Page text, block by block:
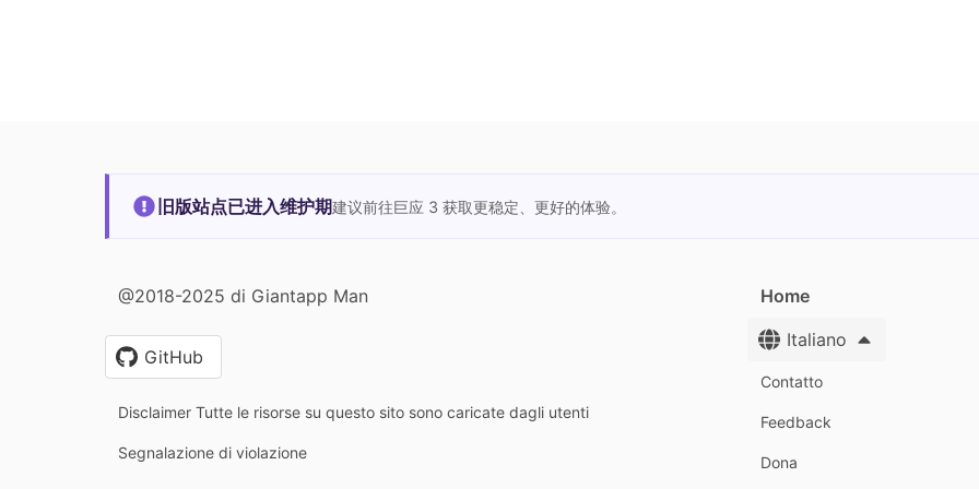
旧版站点已进入维护期建议前往巨应 3 获取更稳定、更好的体验。
@2018-2025 di Giantapp Man
GitHub
Disclaimer Tutte le risorse su questo sito sono caricate dagli utenti
Segnalazione di violazione
Home
Italiano
Contatto
Feedback
Dona